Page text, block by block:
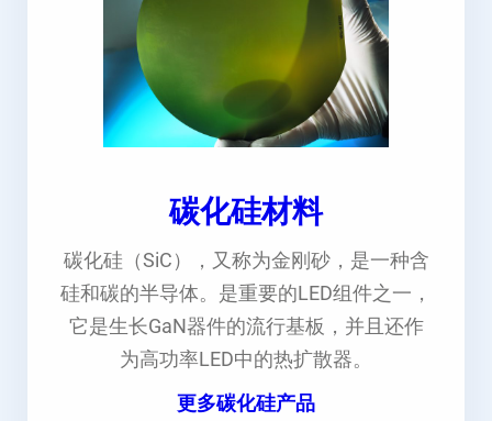
碳化硅材料
碳化硅（SiC），又称为金刚砂，是一种含
硅和碳的半导体。是重要的LED组件之一，
它是生长GaN器件的流行基板，并且还作
为高功率LED中的热扩散器。
更多碳化硅产品